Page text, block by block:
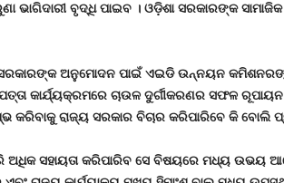
ବୃଦ୍ଧି ପାଇବ । ଓଡ଼ିଶା ସରକାରଙ୍କ ସାମାଜିକ
ଅନୁମୋଦନ ପାଇଁ ଏଇଡି ଉନ୍ନୟନ
କାର୍ଯ୍ୟକ୍ରମରେ ଚାଉଳ ଦୁର୍ଗୀକରଣର ସଫଳ ରୂପାୟନ
କରିବାକୁ ରାଜ୍ୟ ସରକାର ବିଚାର କରିପାରିବେ କି ବୋଲି
ଅଧିକ ସହାୟତା କରିପାରିବ ସେ ବିଷୟରେ ମଧ୍ୟ ଉଭୟ